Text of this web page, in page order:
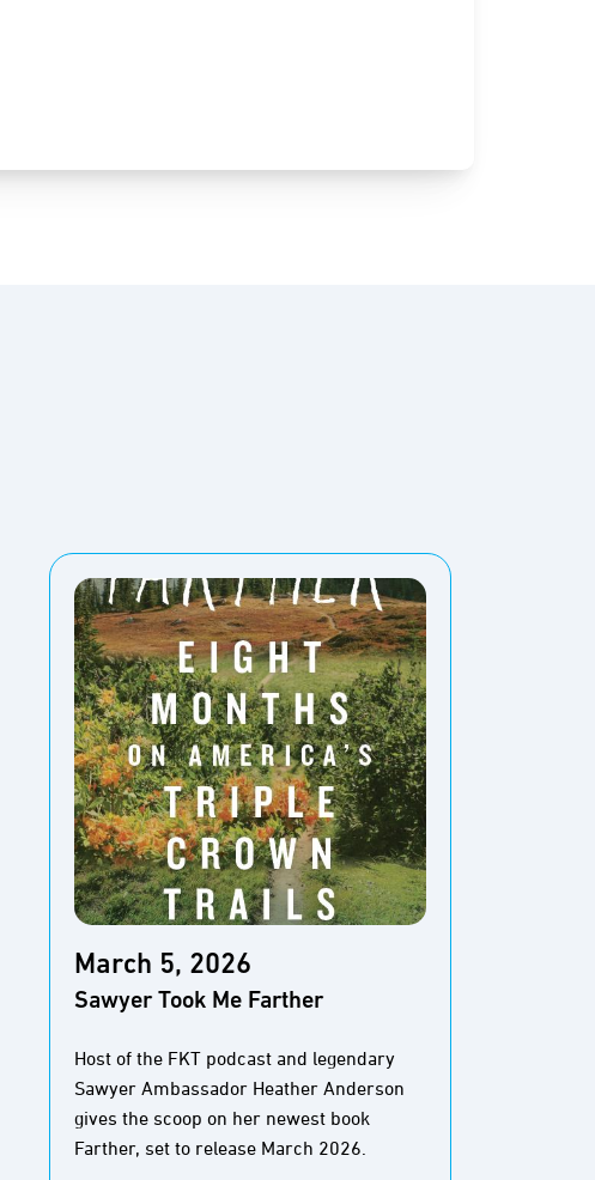
March 5, 2026
Sawyer Took Me Farther
Host of the FKT podcast and legendary
Sawyer Ambassador Heather Anderson
gives the scoop on her newest book
Farther, set to release March 2026.